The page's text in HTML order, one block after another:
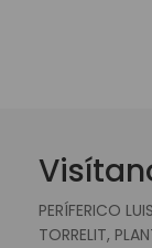
PERÍFERICO
TORRELIT,